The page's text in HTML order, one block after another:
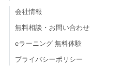
会社情報
無料相談・お問い合わせ
eラーニング 無料体験
プライバシーポリシー